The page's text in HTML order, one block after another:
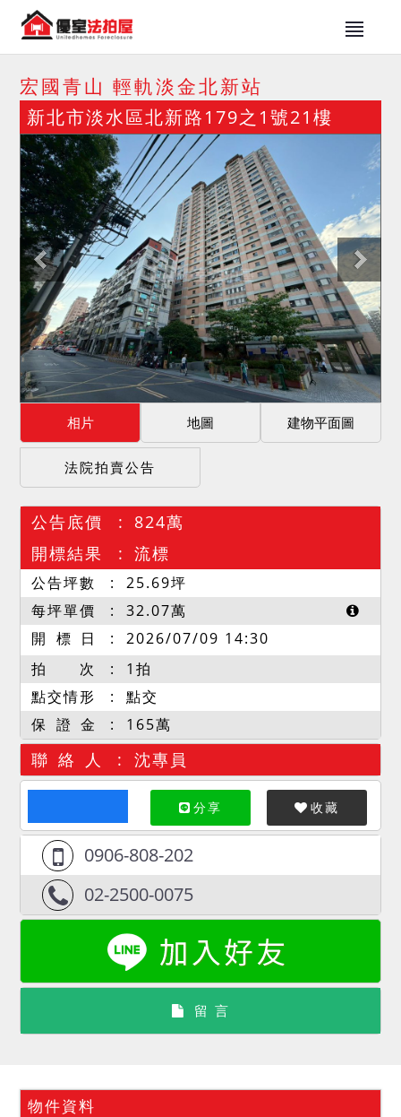
宏國青山 輕軌淡金北新站
新北市淡水區北新路179之1號21樓
相片 地圖 建物平面圖
法院拍賣公告
公告底價
824萬
開標結果
流標
公告坪數 25.69坪
每坪單價
32.07萬
開 標 日
2026/07/09 14:30
拍 次
1拍
點交情形
點交
保 證 金
165萬
聯 絡 人 沈專員
分享 收藏
0906-808-202
02-2500-0075
留 言
物件資料